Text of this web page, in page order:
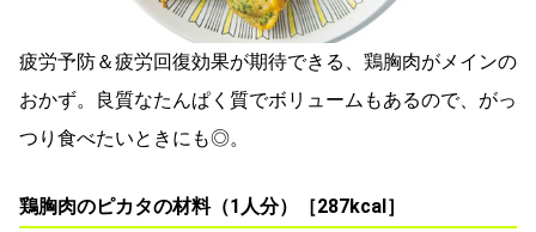
疲労予防＆疲労回復効果が期待できる、鶏胸肉がメインの
おかず。良質なたんぱく質でボリュームもあるので、がっ
つり食べたいときにも◎。
鶏胸肉のピカタの材料（1人分）［287kcal］